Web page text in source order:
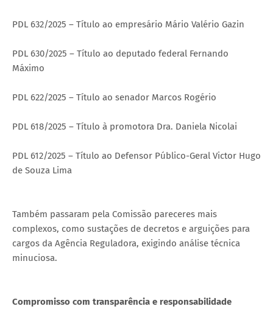
PDL 632/2025 – Título ao empresário Mário Valério Gazin
PDL 630/2025 – Título ao deputado federal Fernando
Máximo
PDL 622/2025 – Título ao senador Marcos Rogério
PDL 618/2025 – Título à promotora Dra. Daniela Nicolai
PDL 612/2025 – Título ao Defensor Público-Geral Victor Hugo
de Souza Lima
Também passaram pela Comissão pareceres mais
complexos, como sustações de decretos e arguições para
cargos da Agência Reguladora, exigindo análise técnica
minuciosa.
Compromisso com transparência e responsabilidade